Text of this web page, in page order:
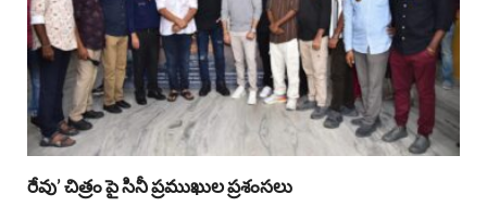
రేవు’ చిత్రం పై సినీ ప్రముఖుల ప్రశంసలు